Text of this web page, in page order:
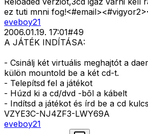
ez tuti mnni fog!<#email><#vigyor2>
eveboy21
2006.01.19. 17:01#49
A JÁTÉK INDÍTÁSA:
- Csinálj két virtuális meghajtót a
külön mountold be a két cd-t.
- Telepítsd fel a játékot
- Húzd ki a cd/dvd -bõl a kábelt
- Indítsd a játékot és írd be a cd
VZYE3C-NJ4ZF3-LWY69A
eveboy21